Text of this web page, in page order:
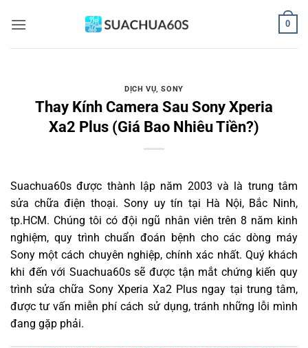
qua
0
DỊCH VỤ,SONY
Thay Kính Camera Sau Sony Xperia
Xa2 Plus (Giá Bao Nhiêu Tiền?)
Suachua60s được thành lập năm 2003 và là trung tâm
sửa chữa điện thoại. Sony uy tín tại Hà Nội, Bắc Ninh,
tp.HCM. Chúng tôi có đội ngũ nhân viên trên 8 năm kinh
nghiệm, quy trình chuẩn đoán bệnh cho các dòng máy
Sony một cách chuyên nghiệp, chính xác nhất. Quý khách
khi đến với Suachua60s sẽ được tận mắt chứng kiến quy
trình sửa chữa Sony Xperia Xa2 Plus ngay tại trung tâm,
được tư vấn miễn phí cách sử dụng, tránh những lỗi mình
đang gặp phải.